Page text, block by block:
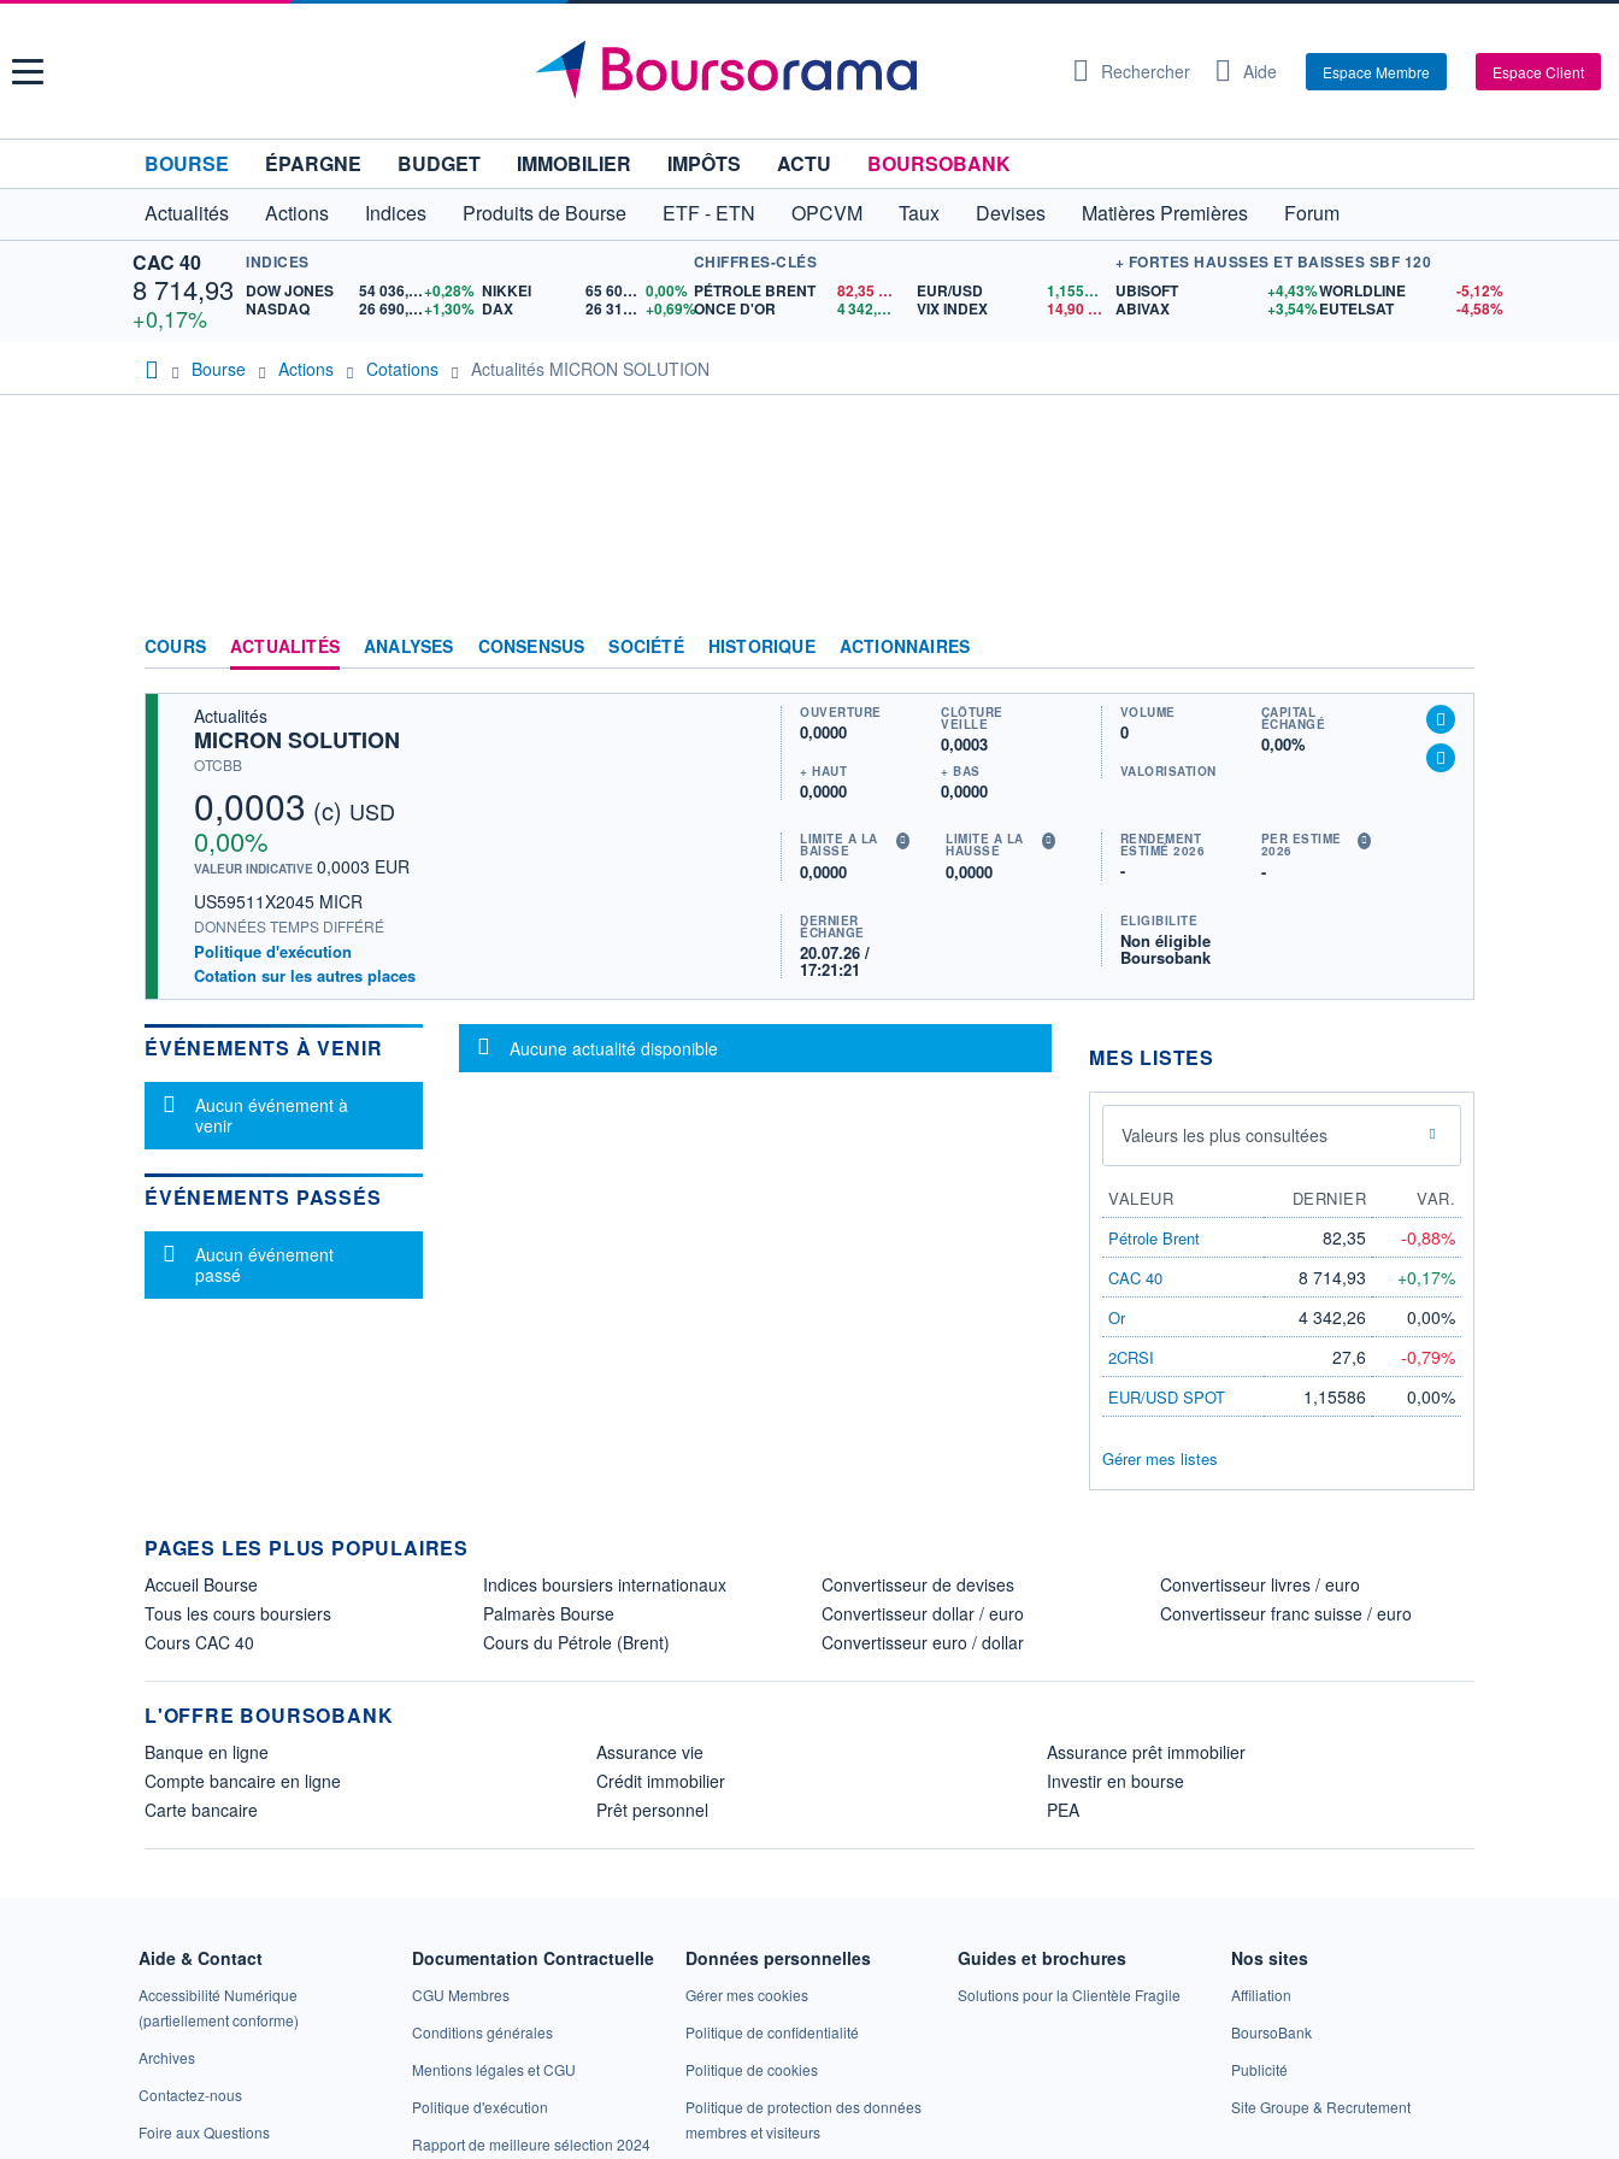
Menu Rechercher Aide Espace Membre Espace Client
BOURSE ÉPARGNE BUDGET IMMOBILIER IMPÔTS ACTU
BOURSOBANK
Actualités
Actions Indices Produits de Bourse ETF - ETN OPCVM Taux Devises Matières Premières
Forum
CAC 40
8 714,93
+0,17%
INDICES
DOW JONES
54 036,93+0,28%
NASDAQ
26 690,62+1,30%
NIKKEI 65 606,71 0,00%
DAX
26 319,45 +0,69%
CHIFFRES-CLÉS
PÉTROLE BRENT
82,35$US
ONCE D'OR
4 342,26 $US
EUR/USD 1,1559$US
VIX INDEX
14,90
+ FORTES HAUSSES ET BAISSES SBF 120
UBISOFT
+4,43%
ABIVAX
+3,54%
WORLDLINE
-5,12%
EUTELSAT
-4,58%
Bourse Actions Cotations Actualités MICRON SOLUTION
COURS ACTUALITÉS ANALYSES CONSENSUS SOCIÉTÉ HISTORIQUE ACTIONNAIRES
Actualités
MICRON SOLUTION
OTCBB
0,0003 (c) USD
0,00%
VALEUR INDICATIVE 0,0003 EUR
US59511X2045 MICR
DONNÉES TEMPS DIFFÉRÉ
Politique d'exécution
Cotation sur les autres places
OUVERTURE
0,0000
CLÔTURE
VEILLE
0,0003
+ HAUT
0,0000
+ BAS
0,0000
VOLUME
0
CAPITAL
ÉCHANGÉ
0,00%
VALORISATION
LIMITE À LA
BAISSE
0,0000
LIMITE À LA
HAUSSE
0,0000
RENDEMENT
ESTIMÉ 2026
-
PER ESTIMÉ
2026
-
DERNIER
ÉCHANGE
20.07.26 /
17:21:21
ÉLIGIBILITÉ
Non éligible
Boursobank
ÉVÉNEMENTS À VENIR
Message d'information
Aucun événement à
venir
ÉVÉNEMENTS PASSÉS
Message d'information
Aucun événement
passé
Message d'information
Aucune actualité disponible MES LISTES
Valeurs les plus consultées
VALEUR DERNIER
VAR.
Pétrole Brent
82,35 -0,88%
CAC 40 8 714,93 +0,17%
Or 4 342,26 0,00%
2CRSI 27,6 -0,79%
EUR/USD SPOT 1,15586 0,00%
Gérer mes listes
PAGES LES PLUS POPULAIRES
Accueil Bourse
Tous les cours boursiers
Cours CAC 40
Indices boursiers internationaux
Palmarès Bourse
Cours du Pétrole (Brent)
Convertisseur de devises
Convertisseur dollar / euro
Convertisseur euro / dollar
Convertisseur livres / euro
Convertisseur franc suisse / euro
L'OFFRE BOURSOBANK
Banque en ligne
Compte bancaire en ligne
Carte bancaire
Assurance vie
Crédit immobilier
Prêt personnel
Assurance prêt immobilier
Investir en bourse
PEA
Aide & Contact
Accessibilité Numérique
(partiellement conforme)
Archives
Contactez-nous
Foire aux Questions
Documentation Contractuelle
CGU Membres
Conditions générales
Mentions légales et CGU
Politique d'exécution
Rapport de meilleure sélection 2024
Données personnelles
Gérer mes cookies
Politique de confidentialité
Politique de cookies
Politique de protection des données
membres et visiteurs
Guides et brochures
Solutions pour la Clientèle Fragile
Nos sites
Affiliation
BoursoBank
Publicité
Site Groupe & Recrutement